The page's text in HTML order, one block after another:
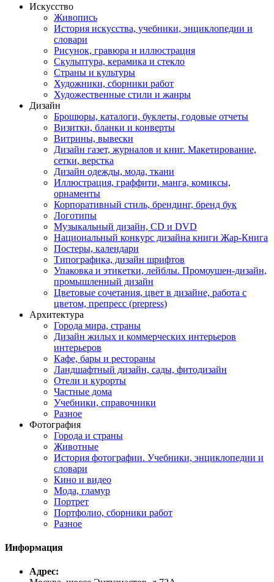
Искусство
Живопись
История искусства, учебники, энциклопедии и
словари
Рисунок, гравюра и иллюстрация
Скульптура, керамика и стекло
Страны и культуры
Художники, сборники работ
Художественные стили и жанры
Дизайн
Брошюры, каталоги, буклеты, годовые отчеты
Визитки, бланки и конверты
Витрины, вывески
Дизайн газет, журналов и книг. Макетирование,
сетки, верстка
Дизайн одежды, мода, ткани
Иллюстрация, граффити, манга, комиксы,
орнаменты
Корпоративный стиль, брендинг, бренд бук
Логотипы
Музыкальный дизайн, СD и DVD
Национальный конкурс дизайна книги Жар-Книга
Постеры, календари
Типографика, дизайн шрифтов
Упаковка и этикетки, лейблы. Промоушен-дизайн,
промышленный дизайн
Цветовые сочетания, цвет в дизайне, работа с
цветом, препресс (prepress)
Архитектура
Города мира, страны
Дизайн жилых и коммерческих интерьеров
интерьеров
Кафе, бары и рестораны
Ландшафтный дизайн, сады, фитодизайн
Отели и курорты
Частные дома
Учебники, справочники
Разное
Фотография
Города и страны
Животные
История фотографии. Учебники, энциклопедии и
словари
Кино и видео
Мода, гламур
Портрет
Портфолио, сборники работ
Разное
Информация
Адрес: